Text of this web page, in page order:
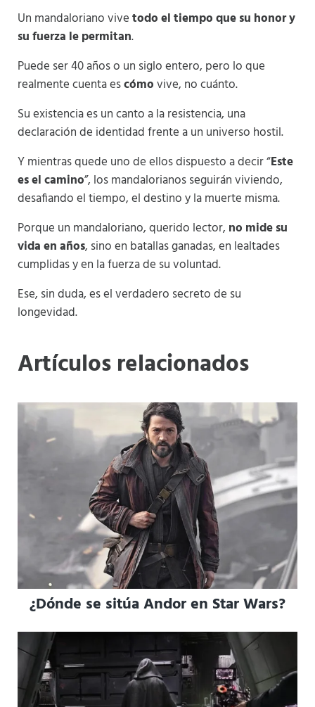
Un mandaloriano vivetodo el tiempo que su honor y
su fuerza le permitan.
Puede ser 40 años o un siglo entero, pero lo que
realmente cuenta escómovive, no cuánto.
Su existencia es un canto a la resistencia, una
declaración de identidad frente a un universo hostil.
Y mientras quede uno de ellos dispuesto a decir “Este
es el camino”, los mandalorianos seguirán viviendo,
desafiando el tiempo, el destino y la muerte misma.
Porque un mandaloriano, querido lector, no mide su
vida en años, sino en batallas ganadas, en lealtades
cumplidas y en la fuerza de su voluntad.
Ese, sin duda, es el verdadero secreto de su
longevidad.
Artículos relacionados
¿Dónde se sitúa Andor en Star Wars?